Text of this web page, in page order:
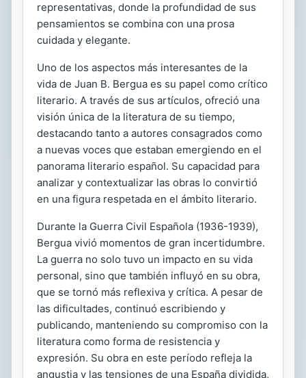
representativas, donde la profundidad de sus
pensamientos se combina con una prosa
cuidada y elegante.
Uno de los aspectos más interesantes de la
vida de Juan B. Bergua es su papel como crítico
literario. A través de sus artículos, ofreció una
visión única de la literatura de su tiempo,
destacando tanto a autores consagrados como
a nuevas voces que estaban emergiendo en el
panorama literario español. Su capacidad para
analizar y contextualizar las obras lo convirtió
en una figura respetada en el ámbito literario.
Durante la Guerra Civil Española (1936-1939),
Bergua vivió momentos de gran incertidumbre.
La guerra no solo tuvo un impacto en su vida
personal, sino que también influyó en su obra,
que se tornó más reflexiva y crítica. A pesar de
las dificultades, continuó escribiendo y
publicando, manteniendo su compromiso con la
literatura como forma de resistencia y
expresión. Su obra en este período refleja la
angustia y las tensiones de una España dividida,